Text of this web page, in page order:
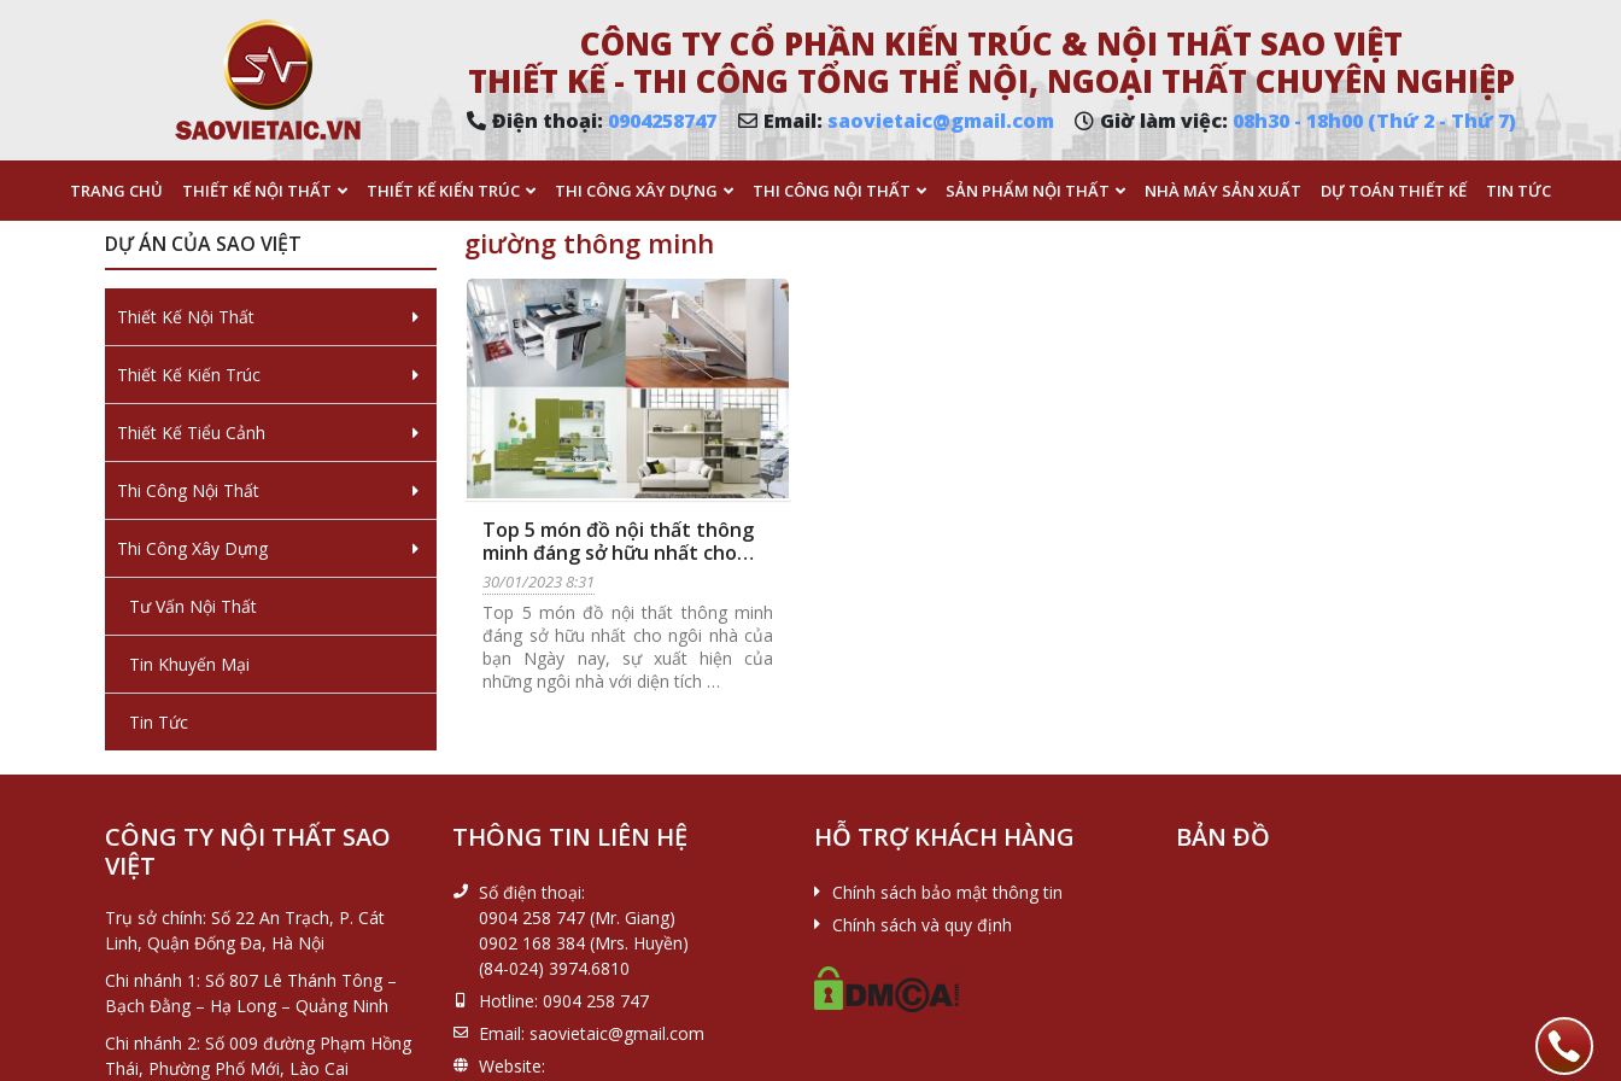
CÔNG TY CỔ PHẦN KIẾN TRÚC & NỘI THẤT SAO VIỆT
THIẾT KẾ - THI CÔNG TỔNG THỂ NỘI, NGOẠI THẤT CHUYÊN NGHIỆP
Điện thoại:0904258747 Email: saovietaic@gmail.com Giờ làm việc: 08h30 - 18h00 (Thứ 2 - Thứ 7)
TRANG CHỦ THIẾT KẾ NỘI THẤT THIẾT KẾ KIẾN TRÚC THI CÔNG XÂY DỰNG THI CÔNG NỘI THẤT SẢN PHẨM NỘI THẤT NHÀ MÁY SẢN XUẤT DỰ TOÁN THIẾT KẾ TIN TỨC
giường thông minh
Top 5 món đồ nội thất thông
minh đáng sở hữu nhất cho
ngôi nhà của bạn
30/01/2023 8:31
Top 5 món đồ nội thất thông minh
đáng sở hữu nhất cho ngôi nhà của
bạn Ngày nay, sự xuất hiện của
những ngôi nhà với diện tích …
DỰ ÁN CỦA SAO VIỆT
Thiết Kế Nội Thất
Thiết Kế Kiến Trúc
Thiết Kế Tiểu Cảnh
Thi Công Nội Thất
Thi Công Xây Dựng
Tư Vấn Nội Thất
Tin Khuyến Mại
Tin Tức
CÔNG TY NỘI THẤT SAO
VIỆT
Trụ sở chính: Số 22 An Trạch, P. Cát
Linh, Quận Đống Đa, Hà Nội
Chi nhánh 1: Số 807 Lê Thánh Tông –
Bạch Đằng – Hạ Long – Quảng Ninh
Chi nhánh 2: Số 009 đường Phạm Hồng
Thái, Phường Phố Mới, Lào Cai
THÔNG TIN LIÊN HỆ
Số điện thoại:
0904 258 747 (Mr. Giang)
0902 168 384 (Mrs. Huyền)
(84-024) 3974.6810
Hotline: 0904 258 747
Email: saovietaic@gmail.com
Website:
HỖ TRỢ KHÁCH HÀNG
Chính sách bảo mật thông tin
Chính sách và quy định
BẢN ĐỒ